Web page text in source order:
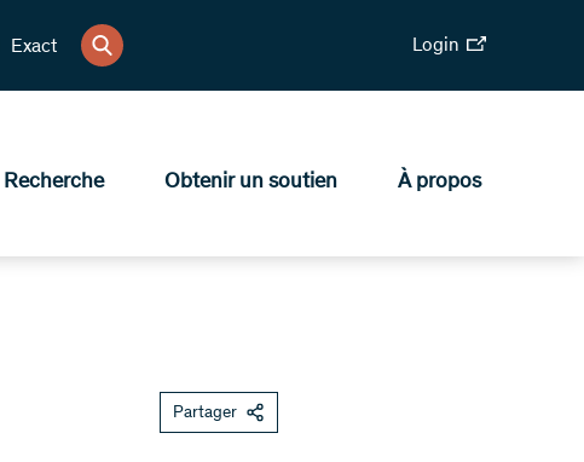
Exact Login
Recherche Obtenir un soutien À propos
Partager